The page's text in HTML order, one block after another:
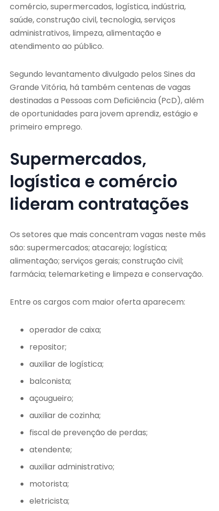
comércio, supermercados, logística, indústria,
saúde, construção civil, tecnologia, serviços
administrativos, limpeza, alimentação e
atendimento ao público.
Segundo levantamento divulgado pelos Sines da
Grande Vitória, há também centenas de vagas
destinadas a Pessoas com Deficiência (PcD), além
de oportunidades para jovem aprendiz, estágio e
primeiro emprego.
Supermercados,
logística e comércio
lideram contratações
Os setores que mais concentram vagas neste mês
são: supermercados; atacarejo; logística;
alimentação; serviços gerais; construção civil;
farmácia; telemarketing e limpeza e conservação.
Entre os cargos com maior oferta aparecem:
operador de caixa;
repositor;
auxiliar de logística;
balconista;
açougueiro;
auxiliar de cozinha;
fiscal de prevenção de perdas;
atendente;
auxiliar administrativo;
motorista;
eletricista;